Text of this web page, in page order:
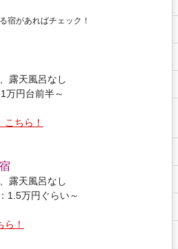
宿があればチェック！
露天風呂なし
万円台前半～
ちら！
露天風呂なし
1.5万円ぐらい～
！